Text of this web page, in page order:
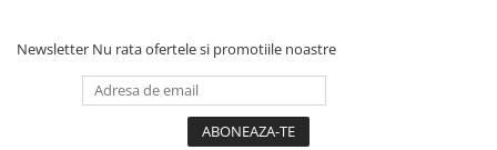
Newsletter Nu rata ofertele si promotiile noastre